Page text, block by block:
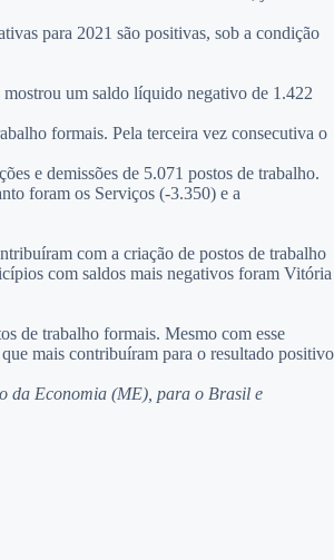
para 2021 são positivas, sob a condição
um saldo líquido negativo de 1.422
formais. Pela terceira vez consecutiva o
e demissões de 5.071 postos de trabalho.
foram os Serviços (-3.350) e a
com a criação de postos de trabalho
com saldos mais negativos foram Vitória
de trabalho formais. Mesmo com esse
mais contribuíram para o resultado positivo
da Economia (ME), para o Brasil e